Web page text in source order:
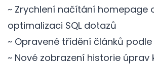
~ Zrychlení načítání homepage
optimalizaci SQL dotazů
~ Opravené třídění článků
~ Nové zobrazení historie úprav